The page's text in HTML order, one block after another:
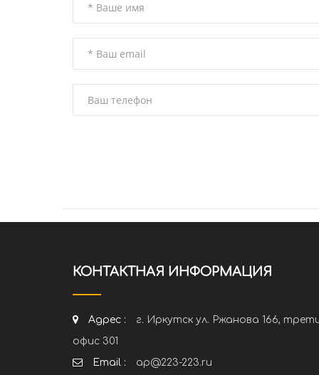
КОНТАКТНАЯ ИНФОРМАЦИЯ
Адрес :
г. Иркутск ул. Ржанова 166,
офис 301
Email :
ap@223-223.ru